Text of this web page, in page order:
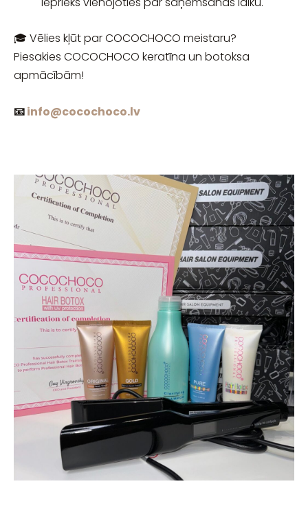
🎓 Vēlies kļūt par COCOCHOCO meistaru?
Piesakies COCOCHOCO keratīna un botoksa
apmācībām!
📧info@cocochoco.lv